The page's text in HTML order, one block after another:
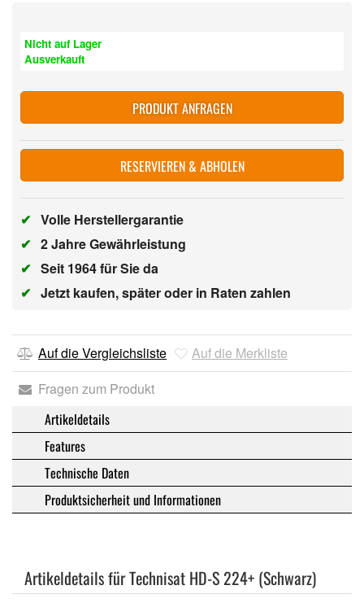
Nicht auf Lager
Ausverkauft
PRODUKT ANFRAGEN
RESERVIEREN & ABHOLEN
✔ Volle Herstellergarantie
✔ 2 Jahre Gewährleistung
✔ Seit 1964 für Sie da
✔ Jetzt kaufen, später oder in Raten zahlen
Auf die Vergleichsliste
Auf die Merkliste
Fragen zum Produkt
Artikeldetails
Features
Technische Daten
Produktsicherheit und Informationen
Artikeldetails für Technisat HD-S 224+ (Schwarz)